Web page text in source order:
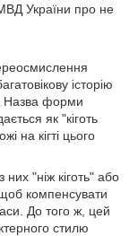
України про не
історію
Назва форми
як "кiготь
на кігті цього
них "ніж кіготь" або
щоб компенсувати
До того ж, цей
стилю